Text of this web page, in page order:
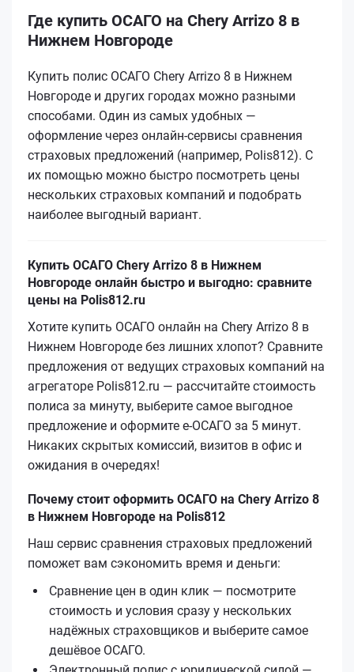
Где купить ОСАГО на Chery Arrizo 8 в
Нижнем Новгороде
Купить полис ОСАГО Chery Arrizo 8 в Нижнем
Новгороде и других городах можно разными
способами. Один из самых удобных —
оформление через онлайн-сервисы сравнения
страховых предложений (например, Polis812). С
их помощью можно быстро посмотреть цены
нескольких страховых компаний и подобрать
наиболее выгодный вариант.
Купить ОСАГО Chery Arrizo 8 в Нижнем
Новгороде онлайн быстро и выгодно: сравните
цены на Polis812.ru
Хотите купить ОСАГО онлайн на Chery Arrizo 8 в
Нижнем Новгороде без лишних хлопот? Сравните
предложения от ведущих страховых компаний на
агрегаторе Polis812.ru — рассчитайте стоимость
полиса за минуту, выберите самое выгодное
предложение и оформите е‑ОСАГО за 5 минут.
Никаких скрытых комиссий, визитов в офис и
ожидания в очередях!
Почему стоит оформить ОСАГО на Chery Arrizo 8
в Нижнем Новгороде на Polis812
Наш сервис сравнения страховых предложений
поможет вам сэкономить время и деньги:
Сравнение цен в один клик — посмотрите
стоимость и условия сразу у нескольких
надёжных страховщиков и выберите самое
дешёвое ОСАГО.